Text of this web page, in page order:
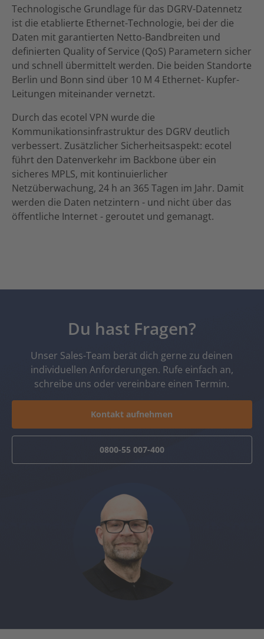
Technologische Grundlage für das DGRV-Datennetz
ist die etablierte Ethernet-Technologie, bei der die
Daten mit garantierten Netto-Bandbreiten und
definierten Quality of Service (QoS) Parametern sicher
und schnell übermittelt werden. Die beiden Standorte
Berlin und Bonn sind über 10 M 4 Ethernet- Kupfer-
Leitungen miteinander vernetzt.
Durch das ecotel VPN wurde die
Kommunikationsinfrastruktur des DGRV deutlich
verbessert. Zusätzlicher Sicherheitsaspekt: ecotel
führt den Datenverkehr im Backbone über ein
sicheres MPLS, mit kontinuierlicher
Netzüberwachung, 24 h an 365 Tagen im Jahr. Damit
werden die Daten netzintern - und nicht über das
öffentliche Internet - geroutet und gemanagt.
Du hast Fragen?
Unser Sales-Team berät dich gerne zu deinen
individuellen Anforderungen. Rufe einfach an,
schreibe uns oder vereinbare einen Termin.
Kontakt aufnehmen
0800-55 007-400